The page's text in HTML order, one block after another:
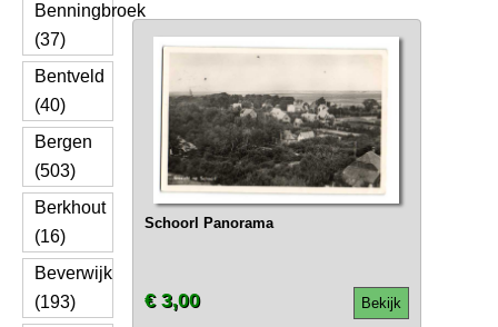
Benningbroek
(37)
Bentveld
(40)
Bergen
(503)
Berkhout
(16)
Beverwijk
(193)
Schoorl Panorama
Bekijk
€ 3,00